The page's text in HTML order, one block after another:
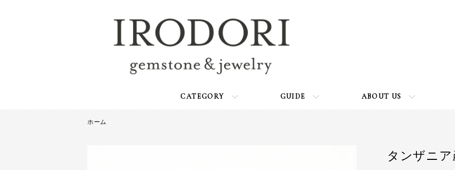
CATEGORY GUIDE ABOUT US
ホーム
タンザニ